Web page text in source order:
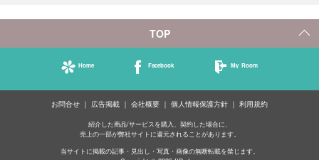
TOP
Home Facebook My Room
お問合せ 広告掲載 会社概要 個人情報保護方針 利用規約
紹介した商品/サービスを購入、契約した場合に、
売上の一部が弊社サイトに還元されることがあります。
当サイトに掲載の記事・見出し・写真・画像の無断転載を禁じます。